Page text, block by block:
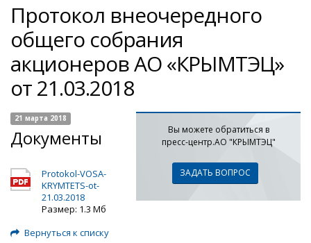
Протокол внеочередного
общего собрания
акционеров АО «КРЫМТЭЦ»
от 21.03.2018
Вы можете обратиться в
пресс-центр.АО "КРЫМТЭЦ"
ЗАДАТЬ ВОПРОС
21 марта 2018
Документы
Protokol-VOSA-
KRYMTETS-ot-
21.03.2018
Размер: 1.3 Мб
Вернуться к списку